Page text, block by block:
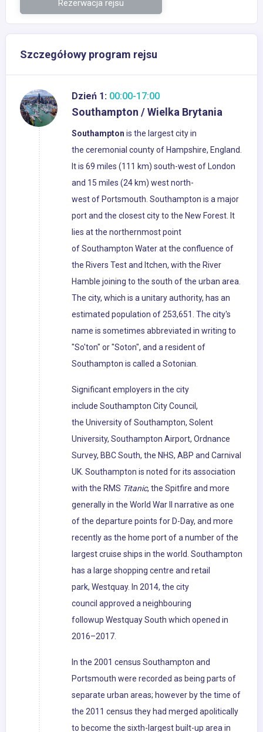
Rezerwacja rejsu
Szczegółowy program rejsu
Dzień 1: 00:00-17:00
Southampton / Wielka Brytania
Southampton is the largest city in
the ceremonial county of Hampshire, England.
It is 69 miles (111 km) south-west of London
and 15 miles (24 km) west north-
west of Portsmouth. Southampton is a major
port and the closest city to the New Forest. It
lies at the northernmost point
of Southampton Water at the confluence of
the Rivers Test and Itchen, with the River
Hamble joining to the south of the urban area.
The city, which is a unitary authority, has an
estimated population of 253,651. The city's
name is sometimes abbreviated in writing to
"So'ton" or "Soton", and a resident of
Southampton is called a Sotonian.
Significant employers in the city
include Southampton City Council,
the University of Southampton, Solent
University, Southampton Airport, Ordnance
Survey, BBC South, the NHS, ABP and Carnival
UK. Southampton is noted for its association
with the RMS Titanic, the Spitfire and more
generally in the World War II narrative as one
of the departure points for D-Day, and more
recently as the home port of a number of the
largest cruise ships in the world. Southampton
has a large shopping centre and retail
park, Westquay. In 2014, the city
council approved a neighbouring
followup Westquay South which opened in
2016–2017.
In the 2001 census Southampton and
Portsmouth were recorded as being parts of
separate urban areas; however by the time of
the 2011 census they had merged apolitically
to become the sixth-largest built-up area in